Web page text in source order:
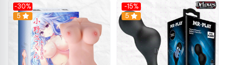
-30%
Hot
5
-15%
Hot
5